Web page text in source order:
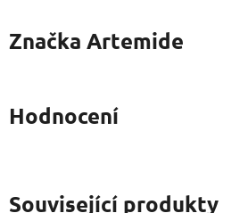
Značka Artemide
Hodnocení
Související produkty